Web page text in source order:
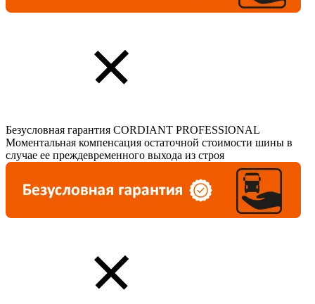
Безусловная гарантия CORDIANT PROFESSIONAL
Моментальная компенсация остаточной стоимости шины в
случае ее преждевременного выхода из строя